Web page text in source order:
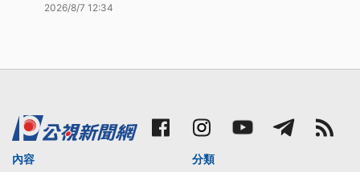
2026/8/7 12:34
內容
分類